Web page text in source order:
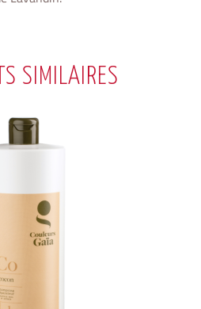
SIMILAIRES